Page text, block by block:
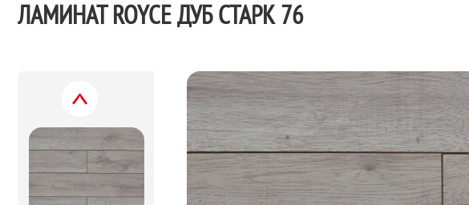
ЛАМИНАТ ROYCE ДУБ СТАРК 76
Previous